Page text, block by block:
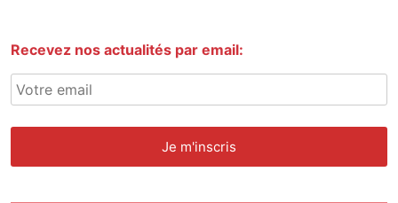
Recevez nos actualités par email: